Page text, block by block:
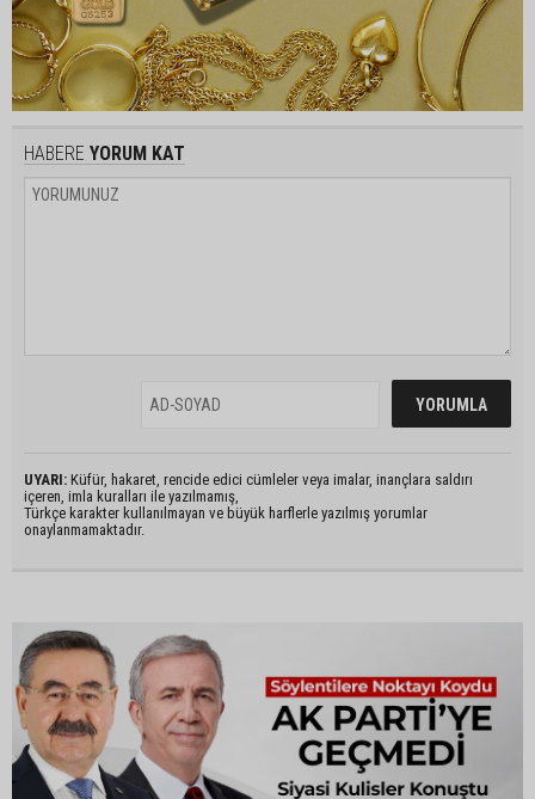
HABERE YORUM KAT
UYARI: Küfür, hakaret, rencide edici cümleler veya imalar, inançlara saldırı
içeren, imla kuralları ile yazılmamış,
Türkçe karakter kullanılmayan ve büyük harflerle yazılmış yorumlar
onaylanmamaktadır.